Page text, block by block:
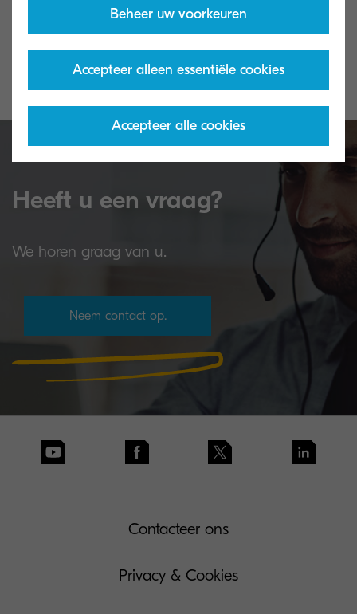
Garantieperiode alleen weergegeven tussen
KYOCERA en haar zakenpartners.
Lokaal overeengekomen garantieperiode is niet
Heeft u een vraag?
We horen graag van u.
Neem contact op.
Contacteer ons
Privacy & Cookies
Beheer uw voorkeuren
Accepteer alleen essentiële cookies
Accepteer alle cookies